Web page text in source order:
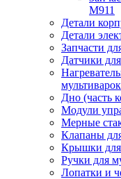
M911
Детали
Детали
Запчасти
Датчики
мультиварок
Дно (часть
Модули
Мерные
Клапаны
Крышки для
Ручки для
Лопатки и